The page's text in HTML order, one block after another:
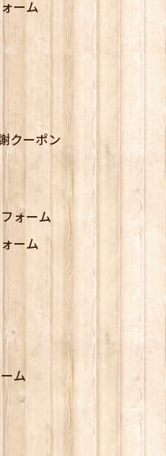
ーム
クーポン
ォーム
ーム
ム